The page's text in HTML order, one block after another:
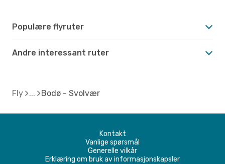
Populære flyruter
Andre interessant ruter
Fly Bodø - Svolvær
Kontakt
Vanlige spørsmål
Generelle vilkår
Erklæring om bruk av informasjonskapsler